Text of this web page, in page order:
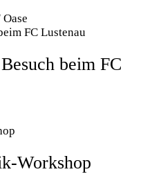
beim FC
Workshop